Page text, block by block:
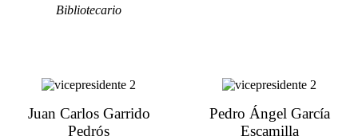
Bibliotecario
Juan Carlos Garrido
Pedrós
Pedro Ángel García
Escamilla